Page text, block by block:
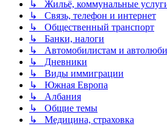
↳ Жильё, коммунальные
↳ Связь, телефон и интернет
↳ Общественный транспорт
↳ Банки, налоги
↳ Автомобилистам и
↳ Дневники
↳ Виды иммиграции
↳ Южная Европа
↳ Албания
↳ Общие темы
↳ Медицина, страховка